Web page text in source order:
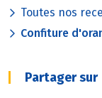
Toutes nos
Confiture
Partager sur